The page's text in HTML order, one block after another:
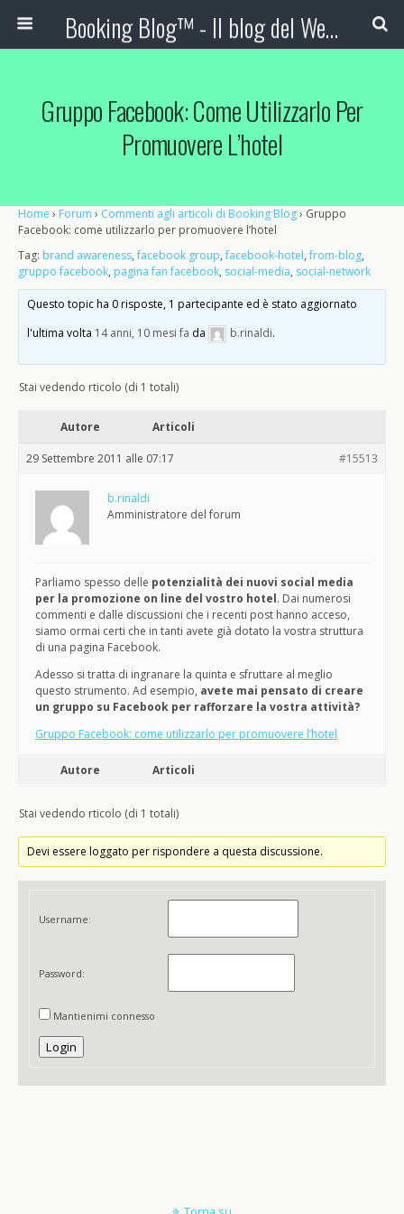
Booking Blog™ - Il blog del Web Marketing Turistico
Gruppo Facebook: Come Utilizzarlo Per
Promuovere L’hotel
Home › Forum › Commenti agli articoli di Booking Blog› Gruppo
Facebook: come utilizzarlo per promuovere l’hotel
Tag: brand awareness,facebook group,facebook-hotel,from-blog,
gruppo facebook, pagina fan facebook, social-media, social-network
Questo topic ha 0 risposte, 1 partecipante ed è stato aggiornato
l'ultima volta 14 anni, 10 mesi fa da b.rinaldi.
Stai vedendo rticolo (di 1 totali)
Autore Articoli
29 Settembre 2011 alle 07:17 #15513
b.rinaldi
Amministratore del forum
Parliamo spesso delle potenzialità dei nuovi social media
per la promozione on line del vostro hotel. Dai numerosi
commenti e dalle discussioni che i recenti post hanno acceso,
siamo ormai certi che in tanti avete già dotato la vostra struttura
di una pagina Facebook.
Adesso si tratta di ingranare la quinta e sfruttare al meglio
questo strumento. Ad esempio, avete mai pensato di creare
un gruppo su Facebook per rafforzare la vostra attività?
Gruppo Facebook: come utilizzarlo per promuovere l’hotel
Autore Articoli
Stai vedendo rticolo (di 1 totali)
Devi essere loggato per rispondere a questa discussione.
Username:
Password:
Mantienimi connesso
Login